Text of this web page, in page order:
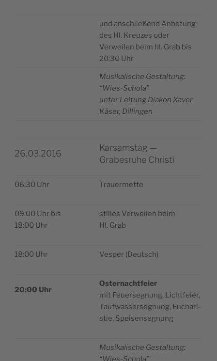
und anschließend Anbe­tung
des Hl. Kreu­zes oder
Ver­wei­len beim hl. Grab bis
20:30 Uhr
Musi­ka­li­sche Gestal­tung:
“Wies-Scho­la”
unter Lei­tung Dia­kon Xaver
Käser, Dillingen
26.03.2016
Karsamstag —
Grabesruhe Christi
06:30 Uhr Trauer­met­te
09:00 Uhr bis
18:00 Uhr
stil­les Ver­wei­len beim
Hl. Grab
18:00 Uhr Vesper (Deu­tsch)
20:00 Uhr
Oster­na­cht­feier
mit Feuer­se­gnung, Lichtfeier,
Tau­f­was­ser­se­gnung, Eucha­ri­
stie, Speisensegnung
Musi­ka­li­sche Gestal­tung:
“Wies-Scho­la”